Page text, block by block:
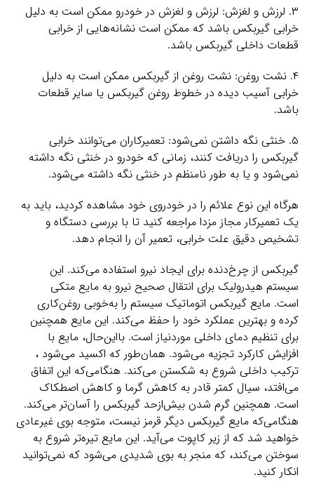
۳. لرزش و لغزش: لرزش و لغزش در خودرو ممکن است به دلیل
خرابی گیربکس باشد که ممکن است نشانه‌هایی از خرابی
قطعات داخلی گیربکس باشد.
۴. نشت روغن: نشت روغن از گیربکس ممکن است به دلیل
خرابی آسیب دیده در خطوط روغن گیربکس یا سایر قطعات
باشد.
۵. خنثی نگه داشتن نمی‌شود: تعمیرکاران می‌توانند خرابی
گیربکس را دریافت کنند، زمانی که خودرو در خنثی نگه داشته
نمی‌شود و یا به طور نامنظم در خنثی نگه داشته می‌شود.
هرگاه این نوع علائم را در خودروی خود مشاهده کردید، باید به
یک تعمیرکار مجاز مزدا مراجعه کنید تا با بررسی دستگاه و
تشخیص دقیق علت خرابی، تعمیر آن را انجام دهد.
گیربکس از چرخ‌دنده برای ایجاد نیرو استفاده می‌کند. این
سیستم هیدرولیک برای انتقال صحیح نیرو به مایع متکی
است. مایع گیربکس اتوماتیک سیستم را به‌خوبی روغن‌کاری
کرده و بهترین عملکرد خود را حفظ می‌کند. این مایع همچنین
برای تنظیم دمای داخلی موردنیاز است. بااین‌حال، مایع با
افزایش کارکرد تجزیه می‌شود. همان‌طور که اکسید می‌شود ،
ترکیب داخلی شروع به شکستن می‌کند. هنگامی‌که این اتفاق
می‌افتد، سیال کمتر قادر به کاهش گرما و کاهش اصطکاک
است. همچنین گرم شدن بیش‌ازحد گیربکس را آسان‌تر می‌کند.
هنگامی‌که مایع گیربکس دیگر قرمز نیست، متوجه بوی غیرعادی
خواهید شد که از زیر کاپوت می‌آید. این مایع تیره‌تر شروع به
سوختن می‌کند، که منجر به بوی شدیدی می‌شود که نمی‌توانید
انکار کنید.